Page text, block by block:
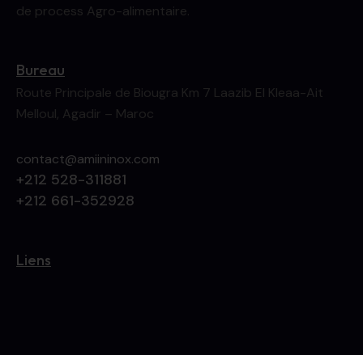
de process Agro-alimentaire.
Bureau
Route Principale de Biougra Km 7 Laazib El Kleaa-Ait
Melloul, Agadir – Maroc
contact@amiininox.com
+212 528-311881
+212 661-352928
Liens